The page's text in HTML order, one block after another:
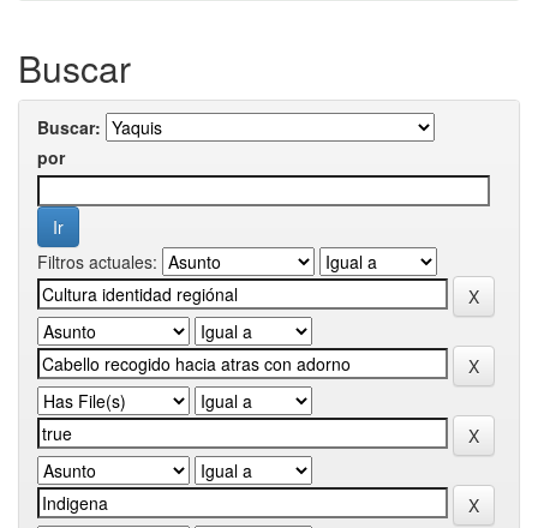
Buscar
Buscar:
por
Filtros actuales: